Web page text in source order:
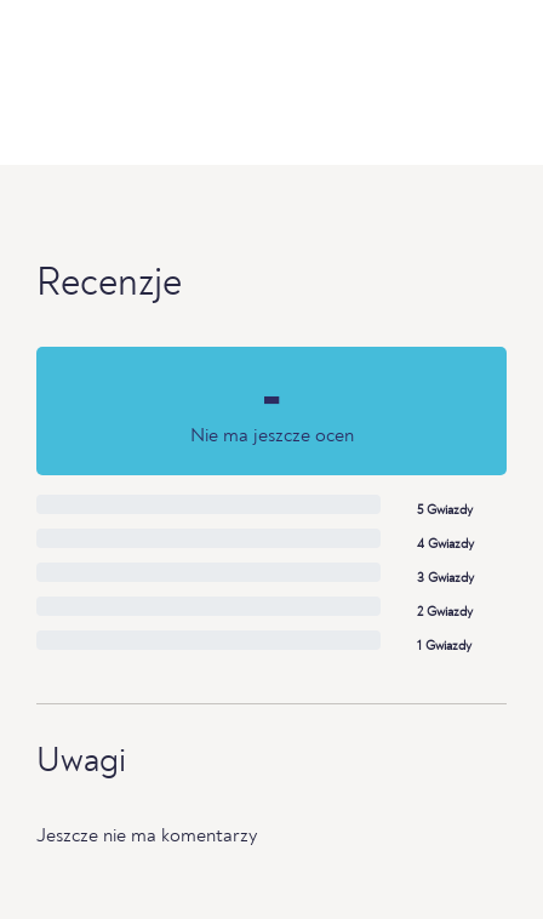
Recenzje
-
Nie ma jeszcze ocen
5 Gwiazdy
4 Gwiazdy
3 Gwiazdy
2 Gwiazdy
1 Gwiazdy
Uwagi
Jeszcze nie ma komentarzy